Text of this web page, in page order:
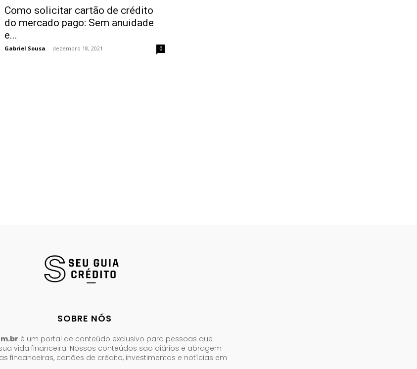
Como solicitar cartão de crédito
do mercado pago: Sem anuidade
e...
Gabriel Sousa - dezembro 18, 2021 0
SOBRE NÓS
é um portal de conteúdo exclusivo para pessoas que
vida financeira. Nossos conteúdos são diários e abragem
fincanceiras, cartões de crédito, investimentos e notícias em